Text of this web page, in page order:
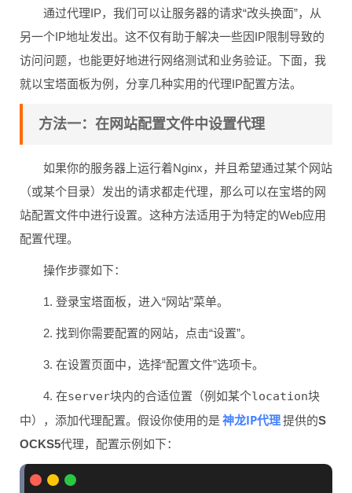
通过代理IP，我们可以让服务器的请求“改头换面”，从
另一个IP地址发出。这不仅有助于解决一些因IP限制导致的
访问问题，也能更好地进行网络测试和业务验证。下面，我
就以宝塔面板为例，分享几种实用的代理IP配置方法。
方法一：在网站配置文件中设置代理
如果你的服务器上运行着Nginx，并且希望通过某个网站
（或某个目录）发出的请求都走代理，那么可以在宝塔的网
站配置文件中进行设置。这种方法适用于为特定的Web应用
配置代理。
操作步骤如下：
1. 登录宝塔面板，进入“网站”菜单。
2. 找到你需要配置的网站，点击“设置”。
3. 在设置页面中，选择“配置文件”选项卡。
4. 在server块内的合适位置（例如某个location块
中），添加代理配置。假设你使用的是神龙IP代理提供的S
OCKS5代理，配置示例如下：